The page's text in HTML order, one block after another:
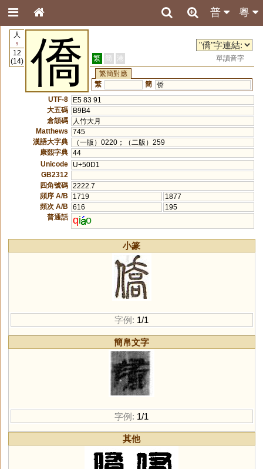
粵
普
人
9
12
(14)
僑 繁 簡 港
單讀音字
繁簡對應
繁
簡 侨
UTF-8
E5 83 91
大五碼
B9B4
倉頡碼
人竹大月
Matthews
745
漢語大字典
（一版）0220；（二版）259
康熙字典 44
Unicode
U+50D1
GB2312
四角號碼 2222.7
頻序 A/B
1719
1877
頻次 A/B
616
195
普通話 qi o
小篆
字例: 1/1
簡帛文字
字例: 1/1
其他